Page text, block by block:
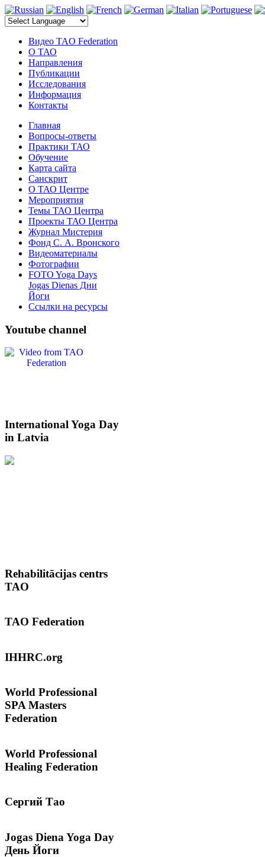
электронные компоненты
Видео TAO Federation
О ТАО
Направления
Публикации
Исследования
Информация
Контакты
Главная
Вопросы-ответы
Практики ТАО
Обучение
Карта сайта
Санскрит
О ТАО Центре
Мероприятия
Темы ТАО Центра
Проекты ТАО Центра
Журнал Мистерия
Фонд С. А. Вронского
Видеоматериалы
Фотографии
FOTO Yoga Days
Jogas Dienas Дни
Йоги
Ссылки на ресурсы
Youtube channel
InternationalYoga Day
in Latvia
Rehabilitācijas centrs
TAO
TAO Federation
IHHRC.org
World Professional
SPA Masters
Federation
World Professional
Healing Federation
Сергий Тао
Jogas Diena Yoga Day
День Йоги